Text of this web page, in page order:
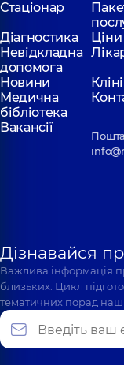
Стаціонар
Діагностика
Ціни
Невідкладна
допомога
Новини
Медична
бібліотека
Вакансії
Дізнавайся
Важлива інформація
близьких. Цикл
тематичних порад